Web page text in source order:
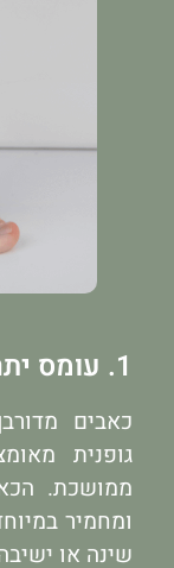
1. עומס יתר על כף הרגל
כאבים
גופנית
ממושכת.
ומחמיר
שינה או